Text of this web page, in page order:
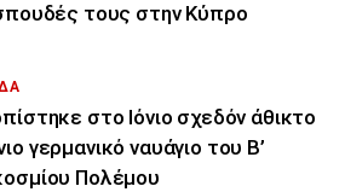
τους στην Κύπρο
στο Ιόνιο σχεδόν άθικτο
γερμανικό ναυάγιο του Β’
Πολέμου